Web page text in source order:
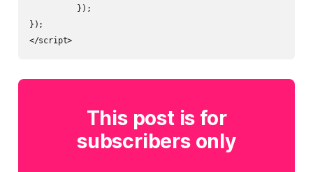
          });
});
</script>
This post is for
subscribers only